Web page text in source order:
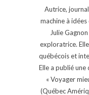
Autrice,
machine à
Julie
exploratrice.
québécois et
Elle a publié une
« Voyager
(Québec